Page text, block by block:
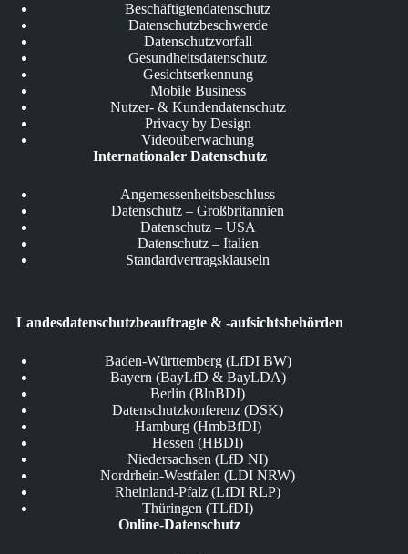
Beschäftigtendatenschutz
Datenschutzbeschwerde
Datenschutzvorfall
Gesundheitsdatenschutz
Gesichtserkennung
Mobile Business
Nutzer- & Kundendatenschutz
Privacy by Design
Videoüberwachung
Internationaler Datenschutz
Angemessenheitsbeschluss
Datenschutz – Großbritannien
Datenschutz – USA
Datenschutz – Italien
Standardvertragsklauseln
Landesdatenschutzbeauftragte & -aufsichtsbehörden
Baden-Württemberg (LfDI BW)
Bayern (BayLfD & BayLDA)
Berlin (BlnBDI)
Datenschutzkonferenz (DSK)
Hamburg (HmbBfDI)
Hessen (HBDI)
Niedersachsen (LfD NI)
Nordrhein-Westfalen (LDI NRW)
Rheinland-Pfalz (LfDI RLP)
Thüringen (TLfDI)
Online-Datenschutz